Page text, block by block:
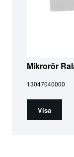
Mikrorör
13047040000
Visa